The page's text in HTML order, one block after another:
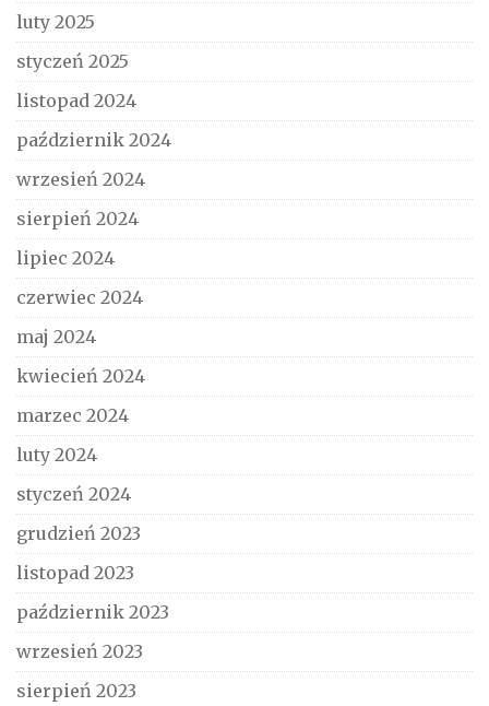
luty 2025
styczeń 2025
listopad 2024
październik 2024
wrzesień 2024
sierpień 2024
lipiec 2024
czerwiec 2024
maj 2024
kwiecień 2024
marzec 2024
luty 2024
styczeń 2024
grudzień 2023
listopad 2023
październik 2023
wrzesień 2023
sierpień 2023